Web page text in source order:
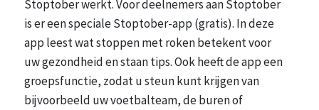
Stoptober werkt. Voor deelnemers aan Stoptober
is er een speciale Stoptober-app (gratis). In deze
app leest wat stoppen met roken betekent voor
uw gezondheid en staan tips. Ook heeft de app een
groepsfunctie, zodat u steun kunt krijgen van
bijvoorbeeld uw voetbalteam, de buren of